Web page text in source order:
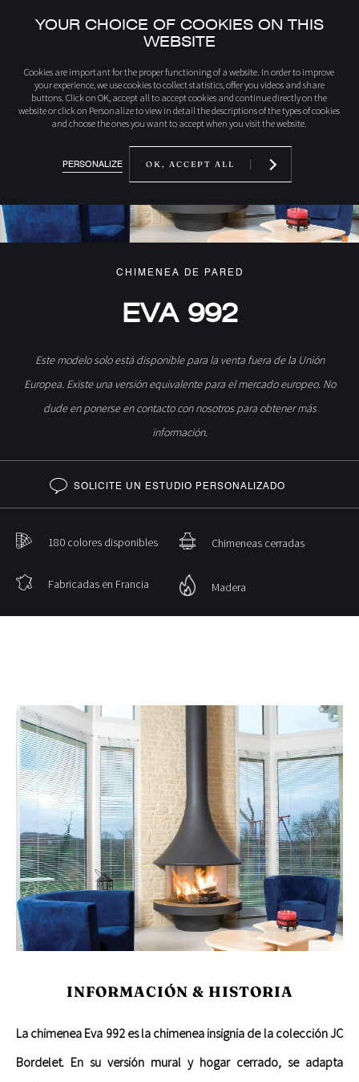
CHIMENEA DE PARED
EVA 992
Este modelo solo está disponible para la venta fuera de la Unión
Europea. Existe una versión equivalente para el mercado europeo. No
dude en ponerse en contacto con nosotros para obtener más
información.
SOLICITE UN ESTUDIO PERSONALIZADO
180 colores disponibles Chimeneas cerradas
Fabricadas en Francia Madera
INFORMACIÓN & HISTORIA
La chimenea Eva 992 es la chimenea insignia de la colección JC
Bordelet. En su versión mural y hogar cerrado, se adapta
YOUR CHOICE OF COOKIES ON THIS
WEBSITE
Cookies are important for the proper functioning of a website. In order to improve
your experience, we use cookies to collect statistics, offer you videos and share
buttons. Click on OK, accept all to accept cookies and continue directly on the
website or click on Personalize to view in detail the descriptions of the types of cookies
and choose the ones you want to accept when you visit the website.
PERSONALIZE OK, ACCEPT ALL